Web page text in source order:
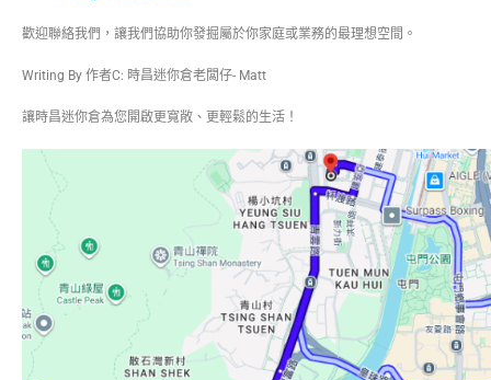
歡迎聯絡我們，讓我們協助你發掘屬於你家庭或業務的最理想空間。
Writing By 作者C: 時昌迷你倉老闆仔- Matt
讓時昌迷你倉為您開啟更寬敞、更輕鬆的生活！